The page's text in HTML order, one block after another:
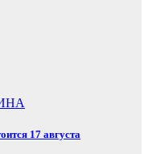
17 августа